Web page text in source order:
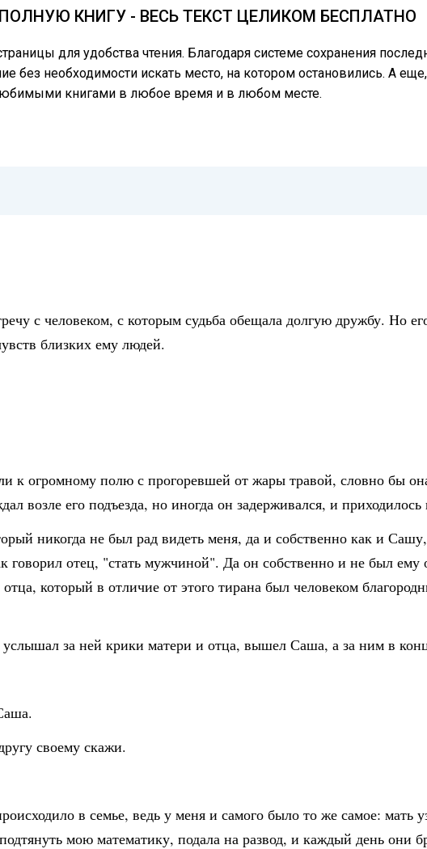
КНИГУ - ВЕСЬ ТЕКСТ ЦЕЛИКОМ БЕСПЛАТНО
для удобства чтения. Благодаря системе сохранения
без необходимости искать место, на котором остановились. А
книгами в любое время и в любом месте.
с человеком, с которым судьба обещала долгую дружбу. Но
близких ему людей.
к огромному полю с прогоревшей от жары травой, словно бы
возле его подъезда, но иногда он задерживался, и приходилось
никогда не был рад видеть меня, да и собственно как и
говорил отец, "стать мужчиной". Да он собственно и не был
который в отличие от этого тирана был человеком
за ней крики матери и отца, вышел Саша, а за ним в
своему скажи.
в семье, ведь у меня и самого было то же самое: мать
мою математику, подала на развод, и каждый день они